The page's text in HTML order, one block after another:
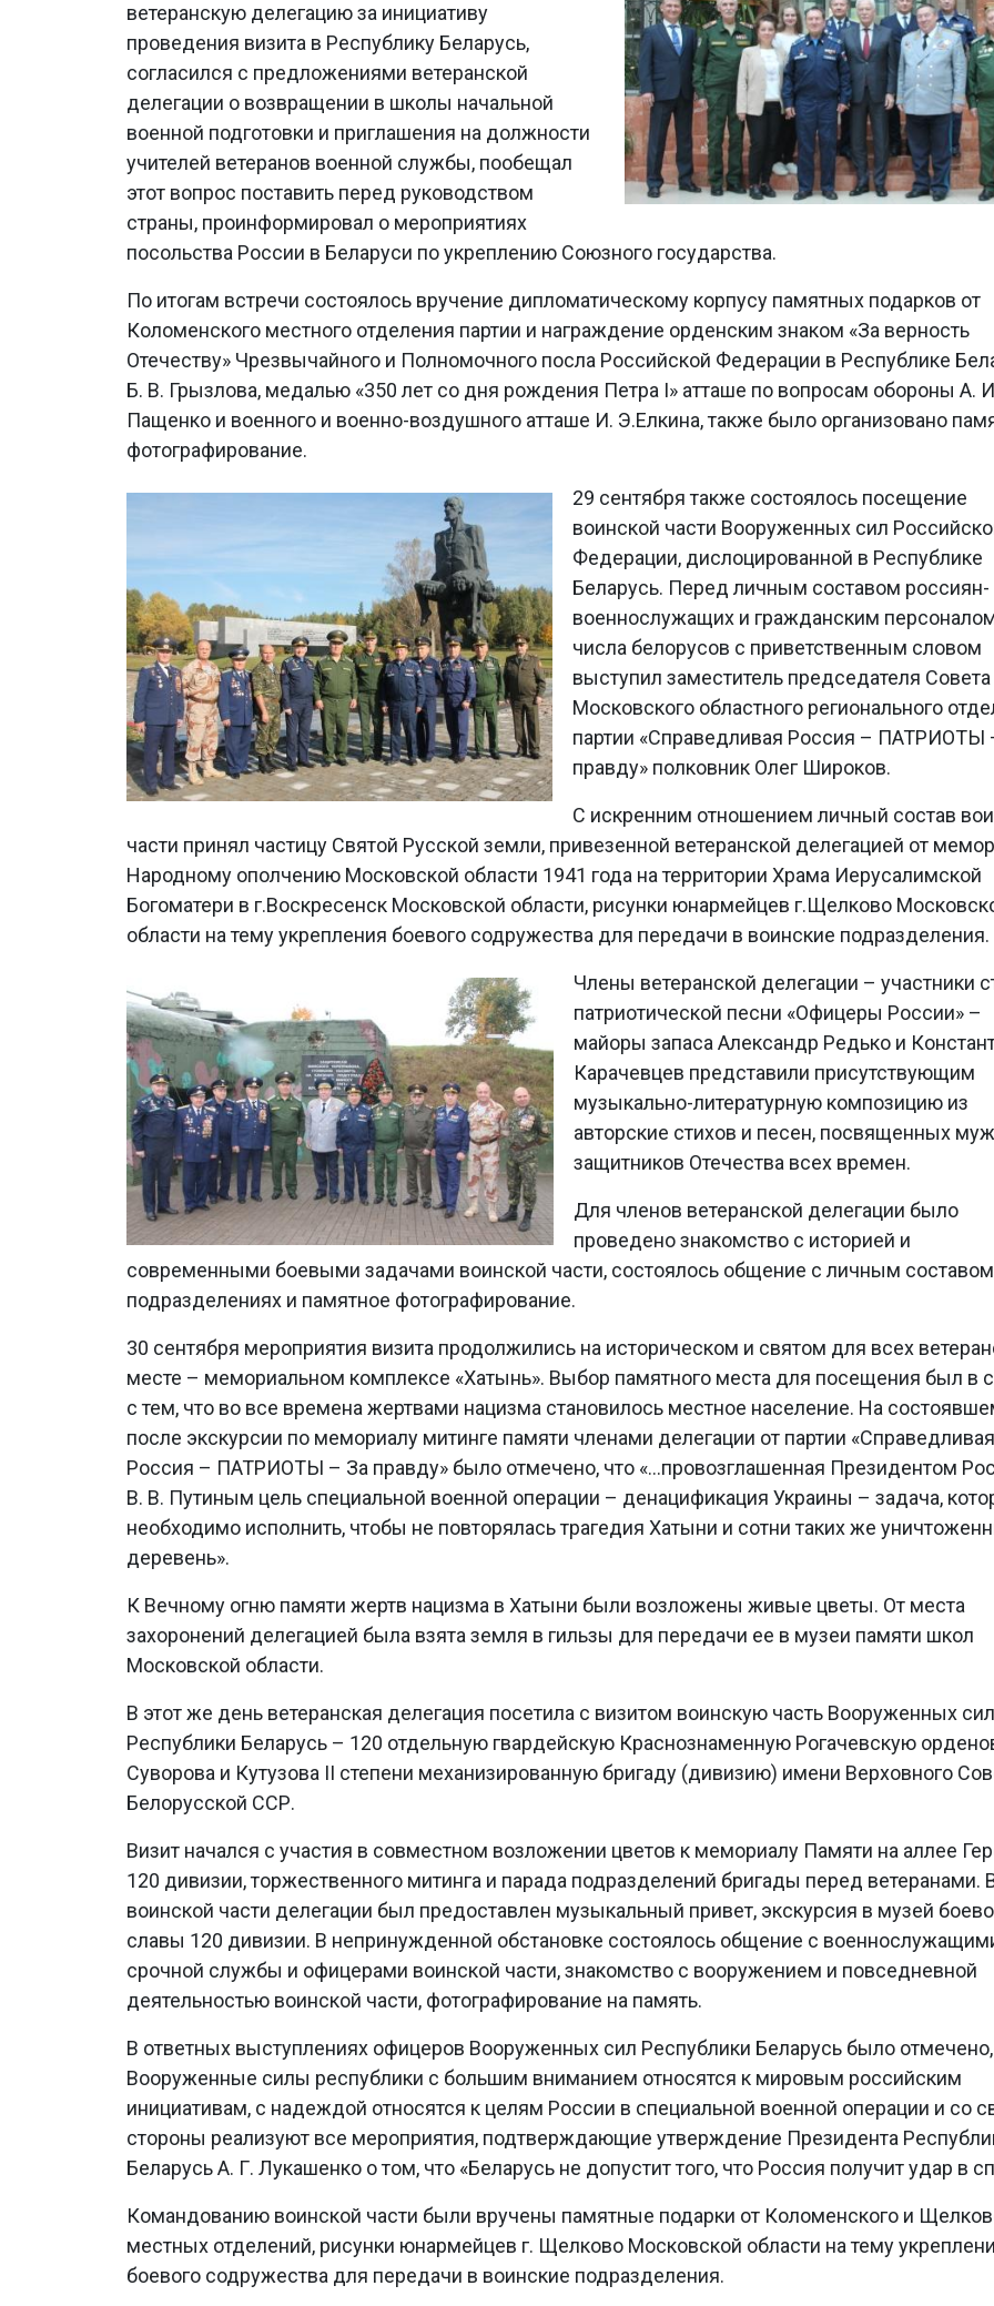
ветеранскую делегацию за инициативу
проведения визита в Республику Беларусь,
согласился с предложениями ветеранской
делегации о возвращении в школы начальной
военной подготовки и приглашения на должности
учителей ветеранов военной службы, пообещал
этот вопрос поставить перед руководством
страны, проинформировал о мероприятиях
посольства России в Беларуси по укреплению Союзного государства.
По итогам встречи состоялось вручение дипломатическому корпусу памятных подарков от
Коломенского местного отделения партии и награждение орденским знаком «За верность
Отечеству» Чрезвычайного и Полномочного посла Российской Федерации в Республике
Б. В. Грызлова, медалью «350 лет со дня рождения Петра I» атташе по вопросам обороны А.
Пащенко и военного и военно-воздушного атташе И. Э.Елкина, также было организовано
фотографирование.
29 сентября также состоялось посещение
воинской части Вооруженных сил
Федерации, дислоцированной в Республике
Беларусь. Перед личным составом россиян-
военнослужащих и гражданским
числа белорусов с приветственным словом
выступил заместитель председателя Совета
Московского областного регионального
партии «Справедливая Россия – ПАТРИОТЫ
правду» полковник Олег Широков.
С искренним отношением личный состав
части принял частицу Святой Русской земли, привезенной ветеранской делегацией от
Народному ополчению Московской области 1941 года на территории Храма Иерусалимской
Богоматери в г.Воскресенск Московской области, рисунки юнармейцев г.Щелково
области на тему укрепления боевого содружества для передачи в воинские подразделения.
Члены ветеранской делегации – участники
патриотической песни «Офицеры России» –
майоры запаса Александр Редько и
Карачевцев представили присутствующим
музыкально-литературную композицию из
авторские стихов и песен, посвященных
защитников Отечества всех времен.
Для членов ветеранской делегации было
проведено знакомство с историей и
современными боевыми задачами воинской части, состоялось общение с личным
подразделениях и памятное фотографирование.
30 сентября мероприятия визита продолжились на историческом и святом для всех
месте – мемориальном комплексе «Хатынь». Выбор памятного места для посещения был в
с тем, что во все времена жертвами нацизма становилось местное население. На
после экскурсии по мемориалу митинге памяти членами делегации от партии «Справедливая
Россия – ПАТРИОТЫ – За правду» было отмечено, что «…провозглашенная Президентом
В. В. Путиным цель специальной военной операции – денацификация Украины – задача,
необходимо исполнить, чтобы не повторялась трагедия Хатыни и сотни таких же
деревень».
К Вечному огню памяти жертв нацизма в Хатыни были возложены живые цветы. От места
захоронений делегацией была взята земля в гильзы для передачи ее в музеи памяти школ
Московской области.
В этот же день ветеранская делегация посетила с визитом воинскую часть Вооруженных сил
Республики Беларусь – 120 отдельную гвардейскую Краснознаменную Рогачевскую
Суворова и Кутузова II степени механизированную бригаду (дивизию) имени Верховного
Белорусской ССР.
Визит начался с участия в совместном возложении цветов к мемориалу Памяти на аллее
120 дивизии, торжественного митинга и парада подразделений бригады перед ветеранами.
воинской части делегации был предоставлен музыкальный привет, экскурсия в музей
славы 120 дивизии. В непринужденной обстановке состоялось общение с
срочной службы и офицерами воинской части, знакомство с вооружением и повседневной
деятельностью воинской части, фотографирование на память.
В ответных выступлениях офицеров Вооруженных сил Республики Беларусь было
Вооруженные силы республики с большим вниманием относятся к мировым российским
инициативам, с надеждой относятся к целям России в специальной военной операции и со
стороны реализуют все мероприятия, подтверждающие утверждение Президента
Беларусь А. Г. Лукашенко о том, что «Беларусь не допустит того, что Россия получит удар в
Командованию воинской части были вручены памятные подарки от Коломенского и
местных отделений, рисунки юнармейцев г. Щелково Московской области на тему
боевого содружества для передачи в воинские подразделения.